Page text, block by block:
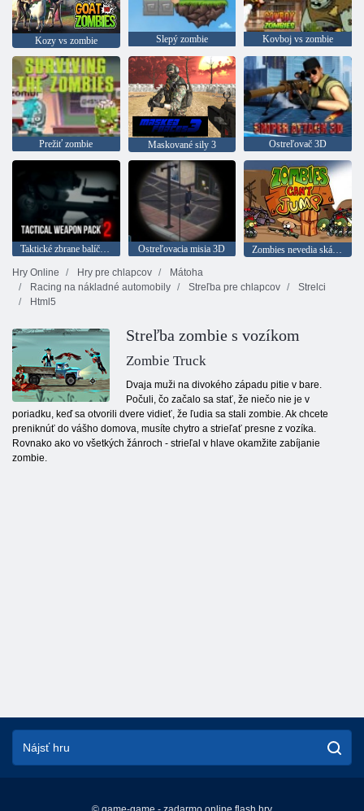
Kozy vs zombie Slepý zombie Kovboj vs zombie
Prežiť zombie Maskované sily 3 Ostreľovač 3D
Taktické zbrane balíček 2 Ostreľovacia misia 3D
Zombies nevedia skákať
Hry Online
Hry pre chlapcov
Mátoha
Racing na nákladné automobily
Streľba pre chlapcov
Strelci
Html5
Streľba zombie s vozíkom
Zombie Truck
Dvaja muži na divokého západu pitie v bare.
Počuli, čo začalo sa stať, že niečo nie je v
poriadku, keď sa otvorili dvere vidieť, že ľudia sa stali zombie. Ak chcete
preniknúť do vášho domova, musíte chytro a strieľať presne z vozíka.
Rovnako ako vo všetkých žánroch - strieľal v hlave okamžite zabíjanie
zombie.